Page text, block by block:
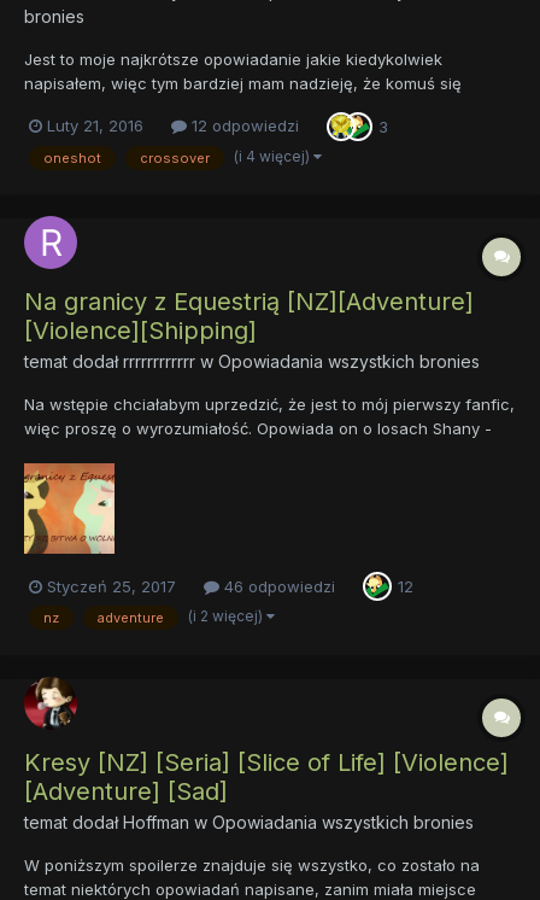
bronies
Jest to moje najkrótsze opowiadanie jakie kiedykolwiek
napisałem, więc tym bardziej mam nadzieję, że komuś się
grą komputerową, przez co to uniwersum uważam za swoją,
własną perłę. Napisałem je na konkurs Dolara i zajęło ostatnie
Luty 21, 2016 12 odpowiedzi 3
oneshot crossover (i 4 więcej)
Na granicy z Equestrią [NZ][Adventure]
[Violence][Shipping]
temat dodałrrrrrrrrrrrr w Opowiadania wszystkich bronies
Na wstępie chciałabym uprzedzić, że jest to mój pierwszy fanfic,
więc proszę o wyrozumiałość. Opowiada on o losach Shany -
- państwo, w którym przyszła na świat - zostaje przejęte przez
wojsko Królowej Samevry. Nowa władczyni wy...
Styczeń 25, 2017 46 odpowiedzi 12
nz adventure (i 2 więcej)
Kresy [NZ] [Seria] [Slice of Life] [Violence]
[Adventure] [Sad]
temat dodałHoffman w Opowiadania wszystkich bronies
W poniższym spoilerze znajduje się wszystko, co zostało na
temat niektórych opowiadań napisane, zanim miała miejsce